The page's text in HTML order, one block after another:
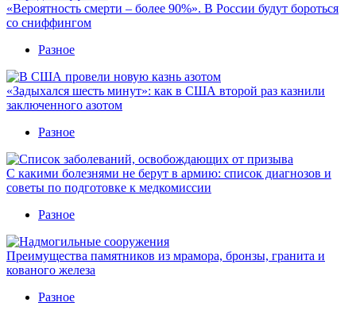
«Вероятность смерти – более 90%». В России будут бороться
со сниффингом
Разное
«Задыхался шесть минут»: как в США второй раз казнили
заключенного азотом
Разное
С какими болезнями не берут в армию: список диагнозов и
советы по подготовке к медкомиссии
Разное
Преимущества памятников из мрамора, бронзы, гранита и
кованого железа
Разное